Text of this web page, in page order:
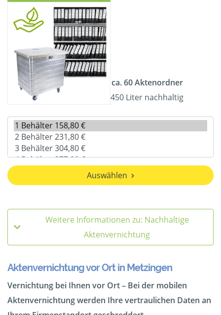
ca. 60 Aktenordner
450 Liter nachhaltig
Auswählen
Weitere Informationen zu: Nachhaltige
Aktenvernichtung
Aktenvernichtung vor Ort in Metzingen
Vernichtung bei Ihnen vor Ort – Bei der mobilen
Aktenvernichtung werden Ihre vertraulichen Daten an